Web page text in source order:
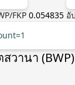
/FKP 0.054835 อั
วานา